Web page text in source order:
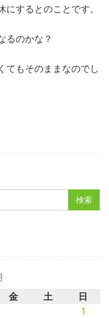
するとのことです。
るのかな？
てもそのままなのでし
金 土
日
1